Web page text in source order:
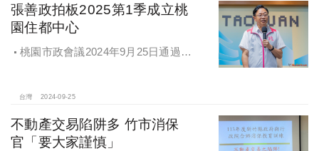
張善政拍板2025第1季成立桃
園住都中心
桃園市政會議2024年9月25日通過
住都中心
台灣 2024-09-25
不動產交易陷阱多 竹市消保
官「要大家謹慎」